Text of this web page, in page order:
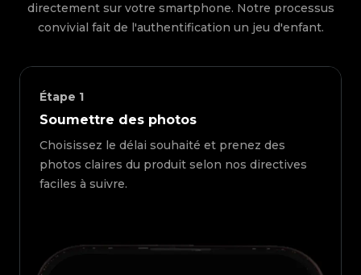
directement sur votre smartphone. Notre processus
convivial fait de l'authentification un jeu d'enfant.
Étape 1
Soumettre des photos
Choisissez le délai souhaité et prenez des
photos claires du produit selon nos directives
faciles à suivre.